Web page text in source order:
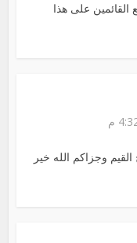
على هذا
وجزاكم الله خير